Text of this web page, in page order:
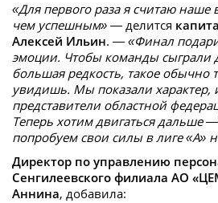
«Для первого раза я считаю наше
чем успешным» — делится
Алексей Ильин. — «Финал
эмоции. Чтобы команды сыграли
большая редкость, такое обычно
увидишь. Мы показали характер,
представители областной
Теперь хотим двигаться дальше
попробуем свои силы в лиге «А»
Директор по управлению
Сенгилеевского филиала АО
Аннина, добавила: